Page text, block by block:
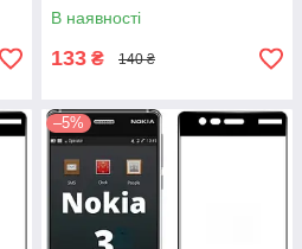
В наявності
133 ₴ 140 ₴
–5%